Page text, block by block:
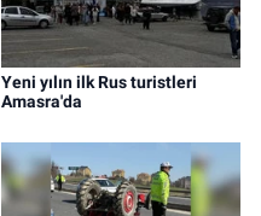
Yeni yılın ilk Rus turistleri
Amasra'da